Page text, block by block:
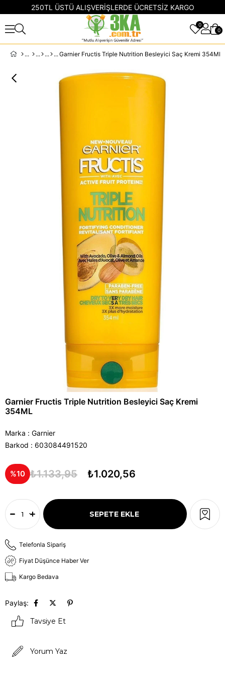
250TL ÜSTÜ ALIŞVERİŞLERDE ÜCRETSİZ KARGO
0
0
Garnier Fructis Triple Nutrition Besleyici Saç Kremi 354ML
Garnier Fructis Triple Nutrition Besleyici Saç Kremi
354ML
Marka : Garnier
Barkod : 603084491520
10 ₺1.133,95 ₺1.020,56
Telefonla Sipariş
Fiyat Düşünce Haber Ver
Kargo Bedava
Paylaş:
Tavsiye Et
Yorum Yaz